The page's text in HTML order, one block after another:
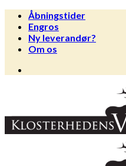
Fortsæt
indhold
Åbningstider
Engros
Ny leverandør?
Om os